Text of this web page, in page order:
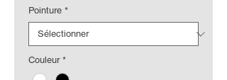
Pointure *
Couleur *